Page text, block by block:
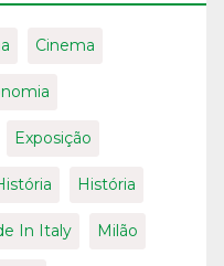
Cinema
Exposição
História
In Italy Milão